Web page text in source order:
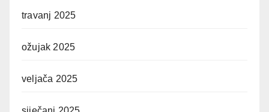
travanj 2025
ožujak 2025
veljača 2025